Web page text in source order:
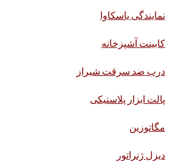
نمایندگی یاسکاوا
کابینت آشپزخانه
درب ضد سرقت شیراز
پالت ابزار پلاستیکی
مگاتوزین
دیزل ژنراتور